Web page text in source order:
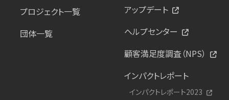
プロジェクト一覧
団体一覧
アップデート
ヘルプセンター
顧客満足度調査（NPS）
インパクトレポート
インパクトレポート2023